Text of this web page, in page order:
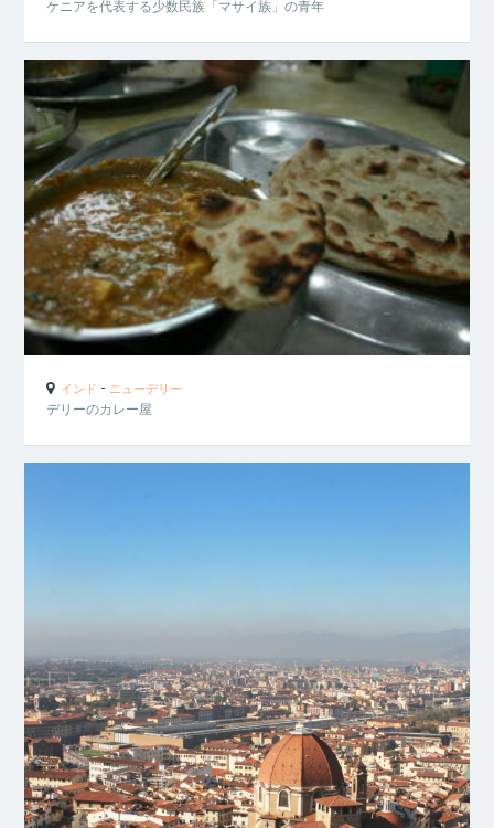
ケニアを代表する少数民族「マサイ族」の青年
インド - ニューデリー
デリーのカレー屋